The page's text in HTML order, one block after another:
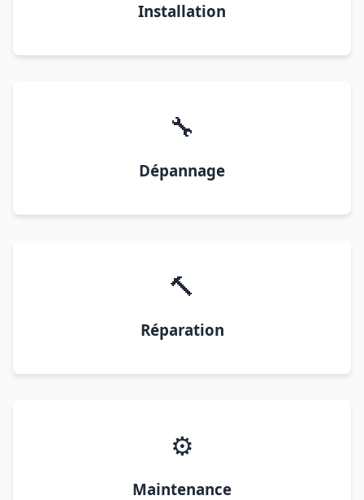
Installation
🔧
Dépannage
🔨
Réparation
⚙️
Maintenance